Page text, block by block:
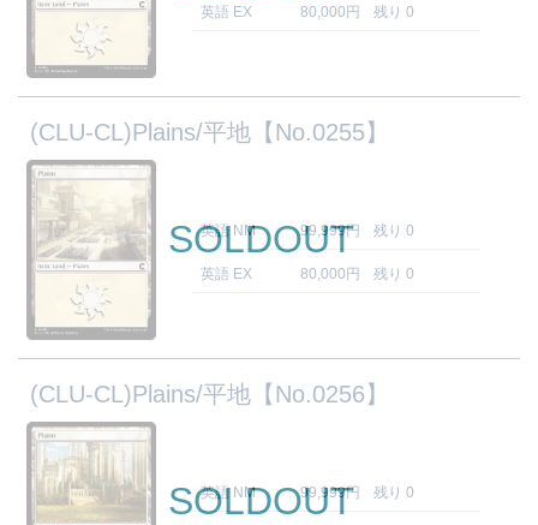
英語 EX 80,000円 残り 0
(CLU-CL)Plains/平地【No.0255】
英語 NM 99,999円 残り 0
英語 EX 80,000円 残り 0
SOLDOUT
(CLU-CL)Plains/平地【No.0256】
英語 NM 99,999円 残り 0
SOLDOUT